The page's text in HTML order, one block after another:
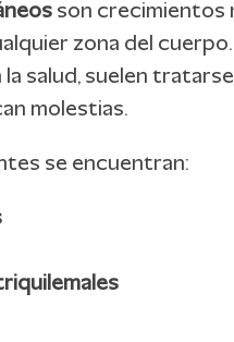
son crecimientos
zona del
salud, suelen
molestias.
se encuentran: